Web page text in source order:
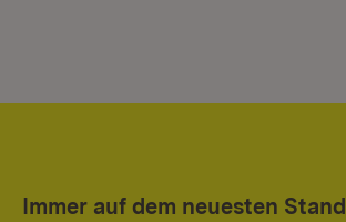
Immer auf dem neuesten Stand